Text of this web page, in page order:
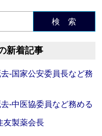
検 索
新着記事
‐国家公安委員長など務
‐中医協委員など務める
友製薬会長